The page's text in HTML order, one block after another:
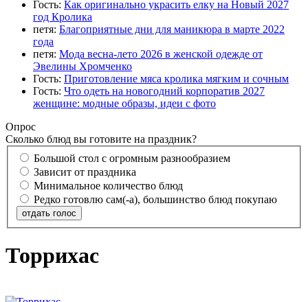
Гость: Как оригинально украсить елку на Новый 2027
год Кролика
петя: Благоприятные дни для маникюра в марте 2022
года
петя: Мода весна-лето 2026 в женской одежде от
Эвелины Хромченко
Гость: Приготовление мяса кролика мягким и сочным
Гость: Что одеть на новогодний корпоратив 2027
женщине: модные образы, идеи с фото
Опрос
Сколько блюд вы готовите на праздник?
Большой стол с огромным разнообразием
Зависит от праздника
Минимальное количество блюд
Редко готовлю сам(-а), большинство блюд покупаю
отдать голос
Торрихас